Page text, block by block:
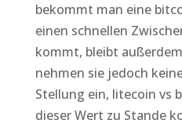
bekommt man eine
einen schnellen
kommt, bleibt
nehmen sie jedoch
Stellung ein, litecoin vs
dieser Wert zu Stande